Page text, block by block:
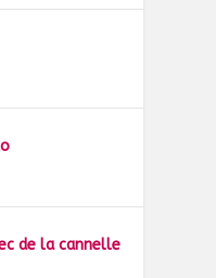
de la cannelle